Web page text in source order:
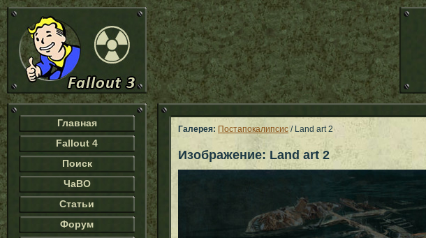
Главная
Fallout 4
Поиск
ЧаВО
Статьи
Форум
Галерея: Постапокалипсис / Land art 2
Изображение: Land art 2